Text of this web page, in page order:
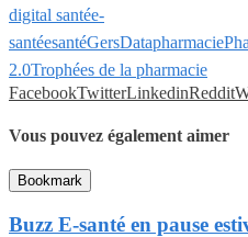
digital santée-
santéesantéGersDatapharmacie
2.0Trophées de la pharmacie
FacebookTwitterLinkedinReddit
Vous pouvez également aimer
Bookmark
Buzz E-santé en pause